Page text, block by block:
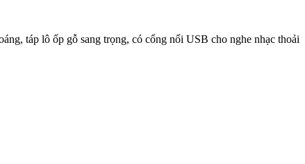
táp lô ốp gỗ sang trọng, có cổng nối USB cho nghe nhạc thoải